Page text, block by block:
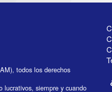
todos los derechos
lucrativos, siempre y cuando